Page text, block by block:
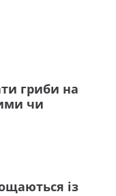
гриби на
чи
із